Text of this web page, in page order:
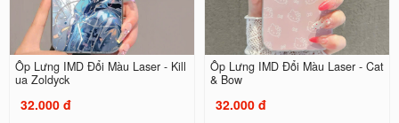
Ốp Lưng IMD Đổi Màu Laser - Kill
ua Zoldyck
32.000 đ
Ốp Lưng IMD Đổi Màu Laser - Cat
& Bow
32.000 đ